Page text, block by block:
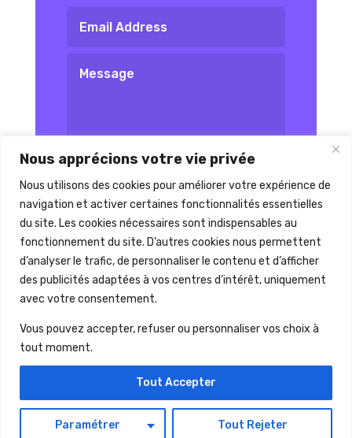
Nous apprécions votre vie privée
Nous utilisons des cookies pour améliorer votre expérience de
navigation et activer certaines fonctionnalités essentielles
du site. Les cookies nécessaires sont indispensables au
fonctionnement du site. D’autres cookies nous permettent
d’analyser le trafic, de personnaliser le contenu et d’afficher
des publicités adaptées à vos centres d’intérêt, uniquement
avec votre consentement.
Vous pouvez accepter, refuser ou personnaliser vos choix à
tout moment.
Paramétrer Tout Rejeter
Tout Accepter
13 + 6 = Envoi
Mentions Légales
Politique de confidentialité
Créé par Formatix